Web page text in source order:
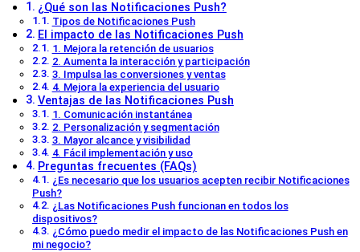
¿Qué son las Notificaciones Push?
Tipos de Notificaciones Push
El impacto de las Notificaciones Push
1. Mejora la retención de usuarios
2. Aumenta la interacción y participación
3. Impulsa las conversiones y ventas
4. Mejora la experiencia del usuario
Ventajas de las Notificaciones Push
1. Comunicación instantánea
2. Personalización y segmentación
3. Mayor alcance y visibilidad
4. Fácil implementación y uso
Preguntas frecuentes (FAQs)
¿Es necesario que los usuarios acepten recibir Notificaciones
Push?
¿Las Notificaciones Push funcionan en todos los
dispositivos?
¿Cómo puedo medir el impacto de las Notificaciones Push en
mi negocio?